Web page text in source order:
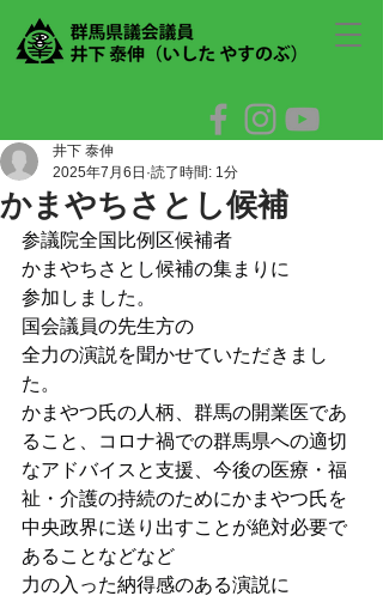
かまやちさとし候補
井下 泰伸
2025年7月6日 読了時間: 1分
参議院全国比例区候補者
かまやちさとし候補の集まりに
参加しました。
国会議員の先生方の
全力の演説を聞かせていただきまし
た。
かまやつ氏の人柄、群馬の開業医であ
ること、コロナ禍での群馬県への適切
なアドバイスと支援、今後の医療・福
祉・介護の持続のためにかまやつ氏を
中央政界に送り出すことが絶対必要で
あることなどなど
力の入った納得感のある演説に